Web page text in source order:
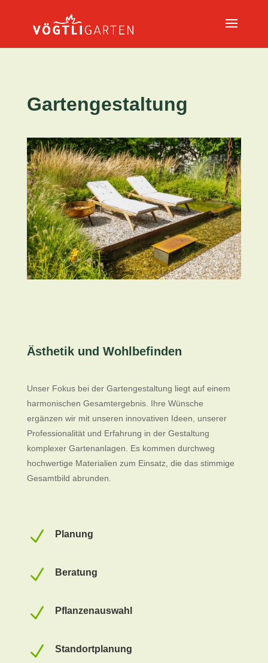
Gartengestaltung
Ästhetik und Wohlbefinden
Unser Fokus bei der Gartengestaltung liegt auf einem
harmonischen Gesamtergebnis. Ihre Wünsche
ergänzen wir mit unseren innovativen Ideen, unserer
Professionalität und Erfahrung in der Gestaltung
komplexer Gartenanlagen. Es kommen durchweg
hochwertige Materialien zum Einsatz, die das stimmige
Gesamtbild abrunden.
N Planung
N Beratung
N Pflanzenauswahl
N Standortplanung